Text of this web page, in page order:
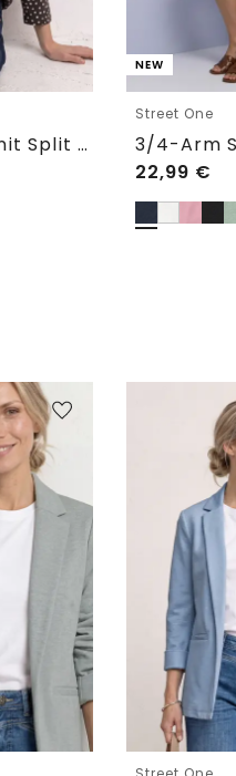
3/4-Arm Shirt mit Split Neck und Print
NEW
Street One
22,99 €